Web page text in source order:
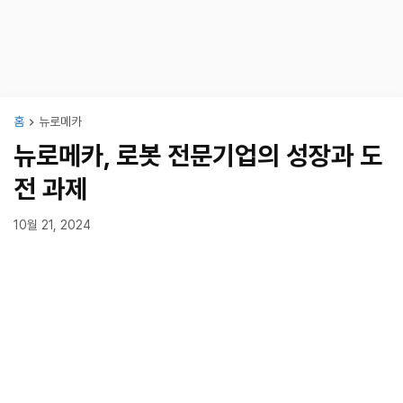
홈 뉴로메카
뉴로메카, 로봇 전문기업의 성장과 도
전 과제
10월 21, 2024